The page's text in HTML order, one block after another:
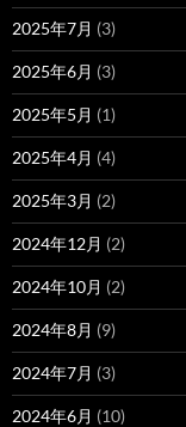
2025年7月 (3)
2025年6月 (3)
2025年5月 (1)
2025年4月 (4)
2025年3月 (2)
2024年12月 (2)
2024年10月 (2)
2024年8月 (9)
2024年7月 (3)
2024年6月 (10)